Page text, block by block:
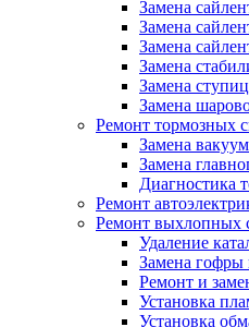
Замена
Замена
Замена
Замена
Замена
Замена
Ремонт тормозных
Замена
Замена
Диагностика
Ремонт
Ремонт выхлопных
Удаление
Замена гофры
Ремонт и
Установка
Установка